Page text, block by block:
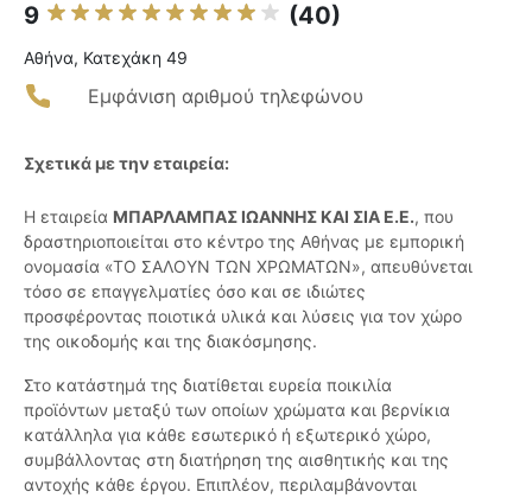
9 (40)
Αθήνα, Κατεχάκη 49
Εμφάνιση αριθμού τηλεφώνου
Σχετικά με την εταιρεία:
Η εταιρεία ΜΠΑΡΛΑΜΠΑΣ ΙΩΑΝΝΗΣ ΚΑΙ ΣΙΑ Ε.Ε., που
δραστηριοποιείται στο κέντρο της Αθήνας με εμπορική
ονομασία «ΤΟ ΣΑΛΟΥΝ ΤΩΝ ΧΡΩΜΑΤΩΝ», απευθύνεται
τόσο σε επαγγελματίες όσο και σε ιδιώτες
προσφέροντας ποιοτικά υλικά και λύσεις για τον χώρο
της οικοδομής και της διακόσμησης.
Στο κατάστημά της διατίθεται ευρεία ποικιλία
προϊόντων μεταξύ των οποίων χρώματα και βερνίκια
κατάλληλα για κάθε εσωτερικό ή εξωτερικό χώρο,
συμβάλλοντας στη διατήρηση της αισθητικής και της
αντοχής κάθε έργου. Επιπλέον, περιλαμβάνονται